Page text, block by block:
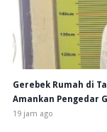
Gerebek Rumah di
Amankan Pengedar
19 jam ago